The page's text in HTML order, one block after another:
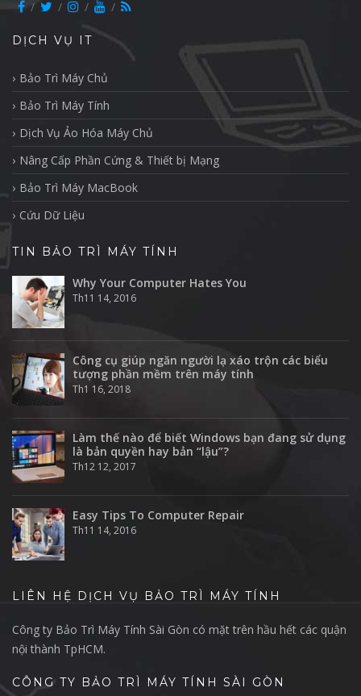
DỊCH VỤ IT
Bảo Trì Máy Chủ
Bảo Trì Máy Tính
Dịch Vụ Ảo Hóa Máy Chủ
Nâng Cấp Phần Cứng & Thiết bị Mạng
Bảo Trì Máy MacBook
Cứu Dữ Liệu
TIN BẢO TRÌ MÁY TÍNH
Why Your Computer Hates You
Th11 14, 2016
Công cụ giúp ngăn người lạ xáo trộn các biểu
tượng phần mềm trên máy tính
Th1 16, 2018
Làm thế nào để biết Windows bạn đang sử dụng
là bản quyền hay bản “lậu”?
Th12 12, 2017
Easy Tips To Computer Repair
Th11 14, 2016
LIÊN HỆ DỊCH VỤ BẢO TRÌ MÁY TÍNH
Công ty Bảo Trì Máy Tính Sài Gòn có mặt trên hầu hết các quận
nội thành TpHCM.
CÔNG TY BẢO TRÌ MÁY TÍNH SÀI GÒN